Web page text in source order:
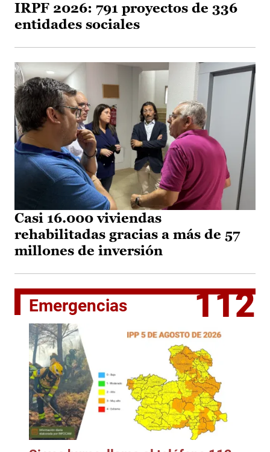
IRPF 2026: 791 proyectos de 336
entidades sociales
Casi 16.000 viviendas
rehabilitadas gracias a más de 57
millones de inversión
Emergencias 112